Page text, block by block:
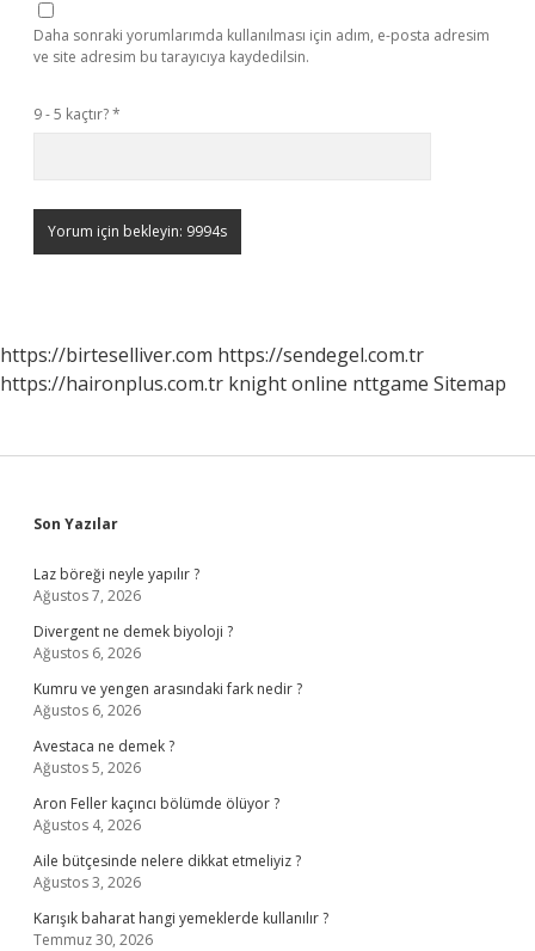
Daha sonraki yorumlarımda kullanılması için adım, e-posta adresim
ve site adresim bu tarayıcıya kaydedilsin.
9 - 5 kaçtır?*
https://birteselliver.com https://sendegel.com.tr
https://haironplus.com.tr knight online nttgame Sitemap
Sidebar
Son Yazılar
Laz böreği neyle yapılır ?
Ağustos 7, 2026
Divergent ne demek biyoloji ?
Ağustos 6, 2026
Kumru ve yengen arasındaki fark nedir ?
Ağustos 6, 2026
Avestaca ne demek ?
Ağustos 5, 2026
Aron Feller kaçıncı bölümde ölüyor ?
Ağustos 4, 2026
Aile bütçesinde nelere dikkat etmeliyiz ?
Ağustos 3, 2026
Karışık baharat hangi yemeklerde kullanılır ?
Temmuz 30, 2026